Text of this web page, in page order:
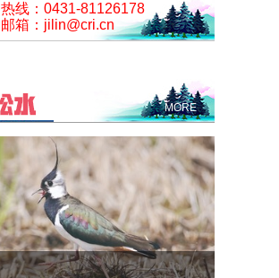
热线：0431-81126178
邮箱：jilin@cri.cn
MORE